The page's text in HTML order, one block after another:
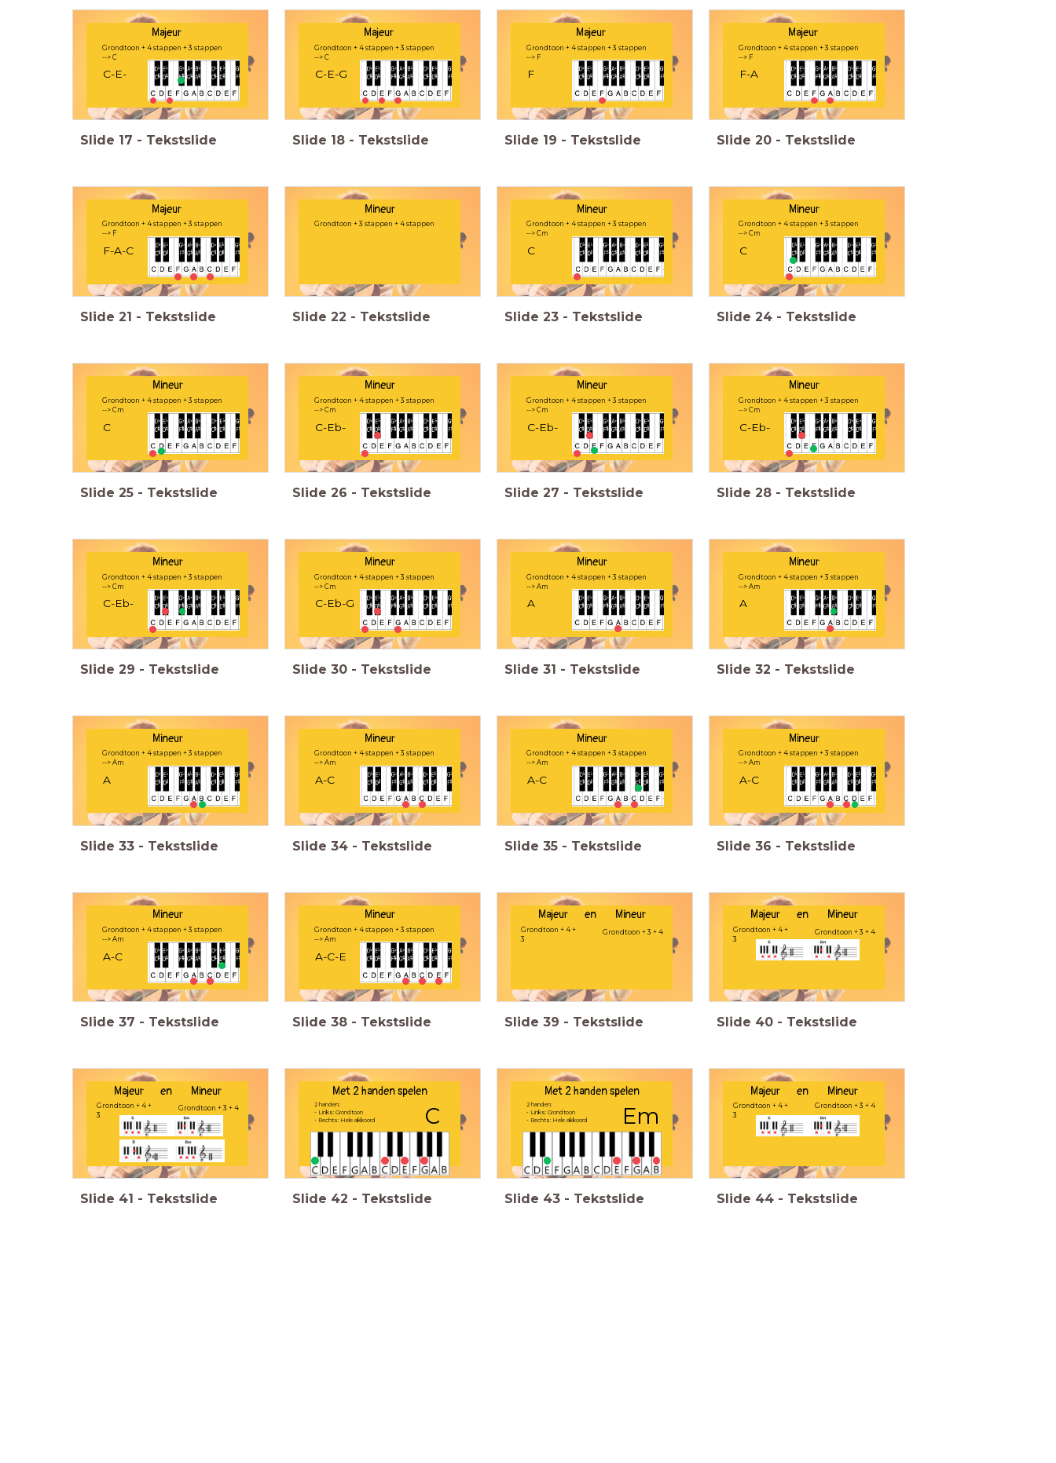
Majeur
Grondtoon + 4 stappen + 3 stappen
--> C
C-E-
Slide 17 - Tekstslide
Majeur
Grondtoon + 4 stappen + 3 stappen
--> C
C-E-G
Slide 18 - Tekstslide
Majeur
Grondtoon + 4 stappen + 3 stappen
--> F
F
Slide 19 - Tekstslide
Majeur
Grondtoon + 4 stappen + 3 stappen
--> F
F-A
Slide 20 - Tekstslide
Majeur
Grondtoon + 4 stappen + 3 stappen
--> F
F-A-C
Slide 21 - Tekstslide
Mineur
Grondtoon + 3 stappen + 4 stappen
Slide 22 - Tekstslide
Mineur
Grondtoon + 4 stappen + 3 stappen
--> Cm
C
Slide 23 - Tekstslide
Mineur
Grondtoon + 4 stappen + 3 stappen
--> Cm
C
Slide 24 - Tekstslide
Mineur
Grondtoon + 4 stappen + 3 stappen
--> Cm
C
Slide 25 - Tekstslide
Mineur
Grondtoon + 4 stappen + 3 stappen
--> Cm
C-Eb-
Slide 26 - Tekstslide
Mineur
Grondtoon + 4 stappen + 3 stappen
--> Cm
C-Eb-
Slide 27 - Tekstslide
Mineur
Grondtoon + 4 stappen + 3 stappen
--> Cm
C-Eb-
Slide 28 - Tekstslide
Mineur
Grondtoon + 4 stappen + 3 stappen
--> Cm
C-Eb-
Slide 29 - Tekstslide
Mineur
Grondtoon + 4 stappen + 3 stappen
--> Cm
C-Eb-G
Slide 30 - Tekstslide
Mineur
Grondtoon + 4 stappen + 3 stappen
--> Am
A
Slide 31 - Tekstslide
Mineur
Grondtoon + 4 stappen + 3 stappen
--> Am
A
Slide 32 - Tekstslide
Mineur
Grondtoon + 4 stappen + 3 stappen
--> Am
A
Slide 33 - Tekstslide
Mineur
Grondtoon + 4 stappen + 3 stappen
--> Am
A-C
Slide 34 - Tekstslide
Mineur
Grondtoon + 4 stappen + 3 stappen
--> Am
A-C
Slide 35 - Tekstslide
Mineur
Grondtoon + 4 stappen + 3 stappen
--> Am
A-C
Slide 36 - Tekstslide
Mineur
Grondtoon + 4 stappen + 3 stappen
--> Am
A-C
Slide 37 - Tekstslide
Mineur
Grondtoon + 4 stappen + 3 stappen
--> Am
A-C-E
Slide 38 - Tekstslide
Majeur en Mineur
Grondtoon + 4 +
3
Grondtoon + 3 + 4
Slide 39 - Tekstslide
Majeur en Mineur
Grondtoon + 4 +
3
Grondtoon + 3 + 4
Slide 40 - Tekstslide
Majeur en Mineur
Grondtoon + 4 +
3
Grondtoon + 3 + 4
Slide 41 - Tekstslide
Met 2 handen spelen
2 handen:
- Links: Grondtoon
- Rechts: Hele akkoord
C
Slide 42 - Tekstslide
Met 2 handen spelen
2 handen:
- Links: Grondtoon
- Rechts: Hele akkoord
Em
Slide 43 - Tekstslide
Majeur en Mineur
Grondtoon + 4 +
3
Grondtoon + 3 + 4
Slide 44 - Tekstslide